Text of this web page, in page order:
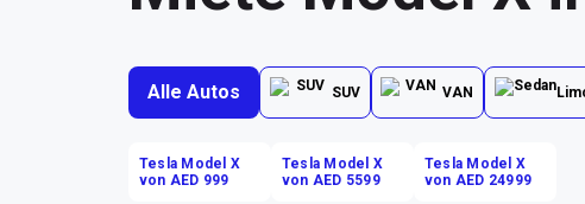
Alle Autos SUV VAN
Tesla Model X
von AED 999
Tesla Model X
von AED 5599
Tesla Model X
von AED 24999